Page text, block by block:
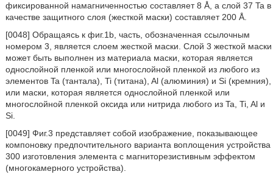
фиксированной намагниченностью составляет 8 Å, а слой 37 Ta в
качестве защитного слоя (жесткой маски) составляет 200 Å.
[0048] Обращаясь к фиг.1b, часть, обозначенная ссылочным
номером 3, является слоем жесткой маски. Слой 3 жесткой маски
может быть выполнен из материала маски, которая является
однослойной пленкой или многослойной пленкой из любого из
элементов Ta (тантала), Ti (титана), Al (алюминия) и Si (кремния),
или маски, которая является однослойной пленкой или
многослойной пленкой оксида или нитрида любого из Ta, Ti, Al и
Si.
[0049] Фиг.3 представляет собой изображение, показывающее
компоновку предпочтительного варианта воплощения устройства
300 изготовления элемента с магниторезистивным эффектом
(многокамерного устройства).